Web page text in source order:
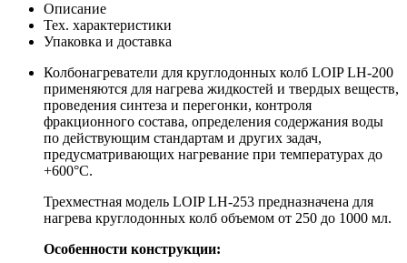
Описание
Тех. характеристики
Упаковка и доставка
Колбонагреватели для круглодонных колб LOIP LH-200
применяются для нагрева жидкостей и твердых веществ,
проведения синтеза и перегонки, контроля
фракционного состава, определения содержания воды
по действующим стандартам и других задач,
предусматривающих нагревание при температурах до
+600°С.
Трехместная модель LOIP LH-253 предназначена для
нагрева круглодонных колб объемом от 250 до 1000 мл.
Особенности конструкции: